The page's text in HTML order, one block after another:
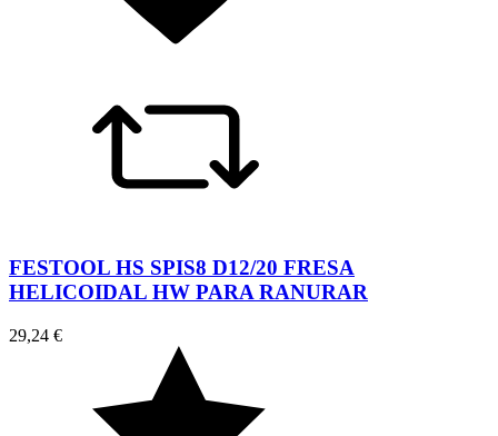
FESTOOL HS SPIS8 D12/20 FRESA
HELICOIDAL HW PARA RANURAR
29,24 €